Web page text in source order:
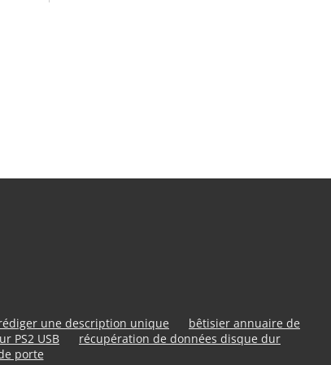
une description unique
bêtisier annuaire de
PS2 USB
récupération de données disque dur
porte